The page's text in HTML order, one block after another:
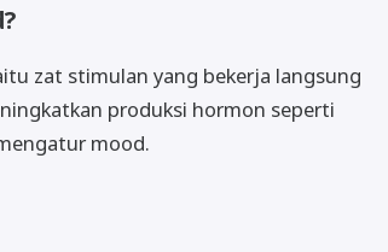
zat stimulan yang bekerja langsung
produksi hormon seperti
mood.